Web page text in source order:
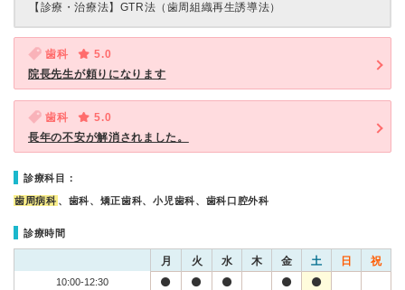
【診療・治療法】 GTR法（歯周組織再生誘導法）
歯科
5.0
院長先生が頼りになります
歯科
5.0
長年の不安が解消されました。
診療科目：
歯周病科 、歯科、矯正歯科、小児歯科、歯科口腔外科
診療時間
月 火 水 木 金 土 日 祝
10:00-12:30